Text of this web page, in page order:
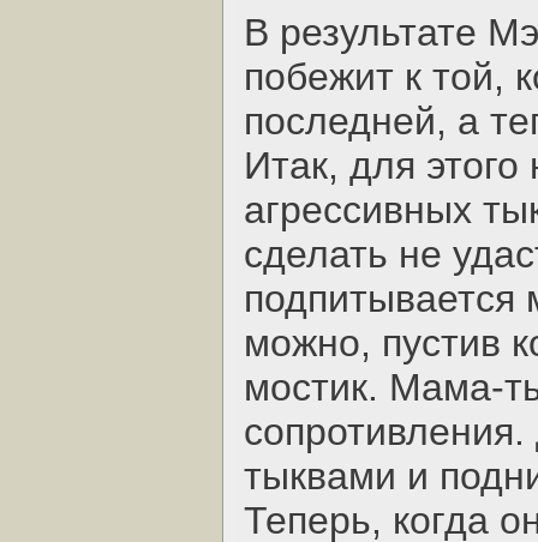
В результате
побежит к той,
последней, а
Итак, для
агрессивных
сделать не
подпитывается
можно, пустив
мостик. Мама-
тыквами и
Теперь, когда